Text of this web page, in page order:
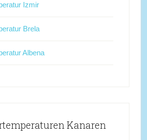
Izmir
Brela
Albena
Kanaren